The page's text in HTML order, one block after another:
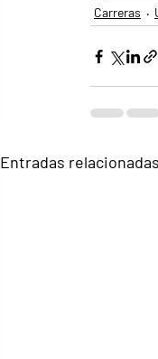
Carreras
Entradas relacionadas